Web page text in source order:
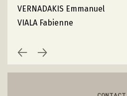
VERNADAKIS Emmanuel
VIALA Fabienne